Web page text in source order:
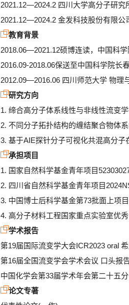
2021.12—2024.2 四川大学高分子研究
2021.12—2024.2 金发科技股份有限公
教育背景
2018.06—2021.12硕博连读，中国科
2016.09-2018.06保送至中国科学院长
2012.09—2016.06 四川师范大学 物理
研究方向
1. 缔合高分子体系线性与非线性流变
2. 不同分子拓扑结构的缠结聚合物体
3. 基于AIE探针分子可视化共混高分子
承担项目
1. 国家自然科学基金青年项目
2. 四川省自然科学基金青年项目
3. 中国博士后科学基金第73批面上项
4. 高分子材料工程国家重点实验室优
学术报告
第19届国际流变学大会ICR2023 oral 希
第16届全国流变学会学术会议 口头报
中国化学会第33届学术年会第二十五
论文专著